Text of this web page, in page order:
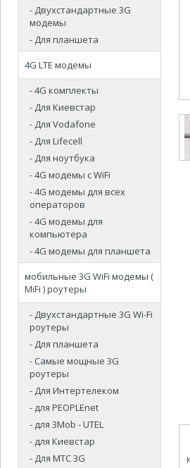
- Двухстандартные 3G
модемы
- Для планшета
4G LTE модемы
- 4G комплекты
- Для Киевстар
- Для Vodafone
- Для Lifecell
- Для ноутбука
- 4G модемы с WiFi
- 4G модемы для всех
операторов
- 4G модемы для
компьютера
- 4G модемы для планшета
мобильные 3G WiFi модемы (
MiFi ) роутеры
- Двухстандартные 3G Wi-Fi
роутеры
- Для планшета
- Самые мощные 3G
роутеры
- Для Интертелеком
- для PEOPLEnet
- для 3Mob - UTEL
- для Киевстар
- Для МТС 3G